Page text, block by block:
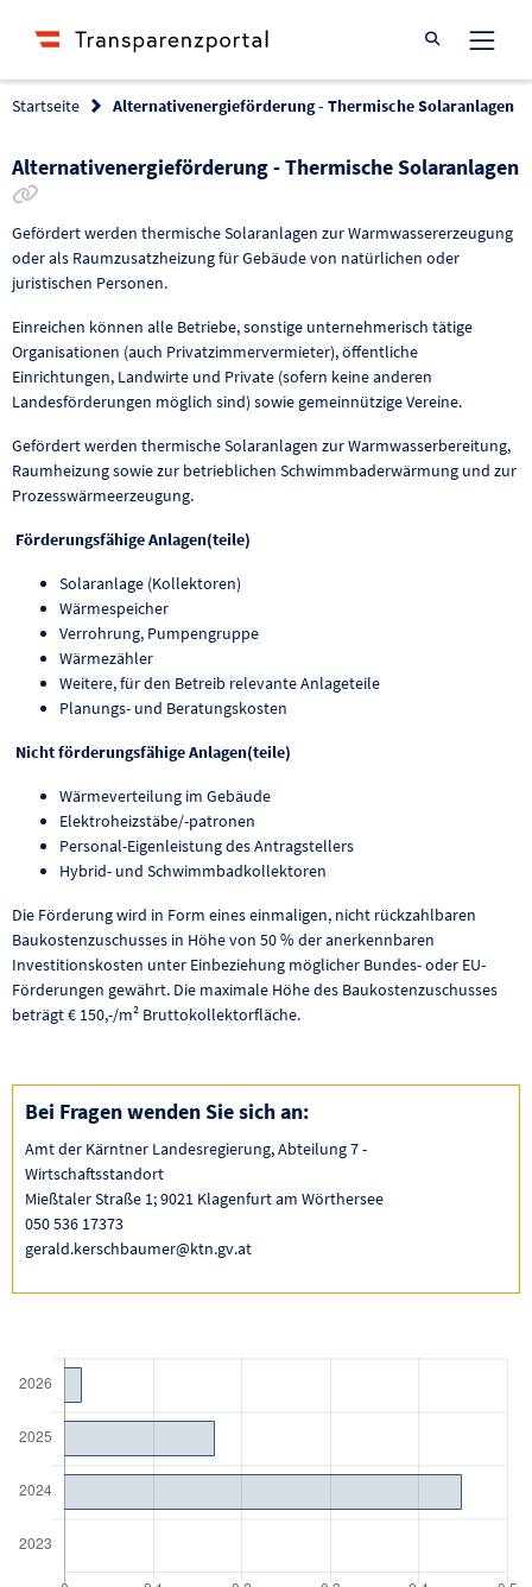
Suche öffnen
Startseite Alternativenergieförderung - Thermische Solaranlagen
Alternativenergieförderung - Thermische Solaranlagen
Gefördert werden thermische Solaranlagen zur Warmwassererzeugung
oder als Raumzusatzheizung für Gebäude von natürlichen oder
juristischen Personen.
Einreichen können alle Betriebe, sonstige unternehmerisch tätige
Organisationen (auch Privatzimmervermieter), öffentliche
Einrichtungen, Landwirte und Private (sofern keine anderen
Landesförderungen möglich sind) sowie gemeinnützige Vereine.
Gefördert werden thermische Solaranlagen zur Warmwasserbereitung,
Raumheizung sowie zur betrieblichen Schwimmbaderwärmung und zur
Prozesswärmeerzeugung.
Förderungsfähige Anlagen(teile)
Solaranlage (Kollektoren)
Wärmespeicher
Verrohrung, Pumpengruppe
Wärmezähler
Weitere, für den Betreib relevante Anlageteile
Planungs- und Beratungskosten
Nicht förderungsfähige Anlagen(teile)
Wärmeverteilung im Gebäude
Elektroheizstäbe/-patronen
Personal-Eigenleistung des Antragstellers
Hybrid- und Schwimmbadkollektoren
Die Förderung wird in Form eines einmaligen, nicht rückzahlbaren
Baukostenzuschusses in Höhe von 50 % der anerkennbaren
Investitionskosten unter Einbeziehung möglicher Bundes- oder EU-
Förderungen gewährt. Die maximale Höhe des Baukostenzuschusses
beträgt € 150,-/m² Bruttokollektorfläche.
Bei Fragen wenden Sie sich an:
Amt der Kärntner Landesregierung, Abteilung 7 -
Wirtschaftsstandort
Mießtaler Straße 1; 9021 Klagenfurt am Wörthersee
050 536 17373
gerald.kerschbaumer@ktn.gv.at